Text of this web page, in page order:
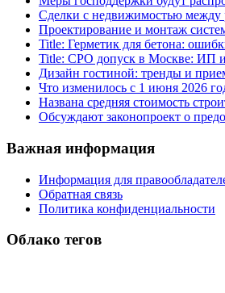
Сделки с недвижимостью между
Проектирование и монтаж
Title: Герметик для бетона:
Title: СРО допуск в Москве: ИП
Дизайн гостиной: тренды и
Что изменилось с 1 июня 2026
Названа средняя стоимость
Обсуждают законопроект о
Важная информация
Информация для
Обратная связь
Политика конфиденциальности
Облако тегов